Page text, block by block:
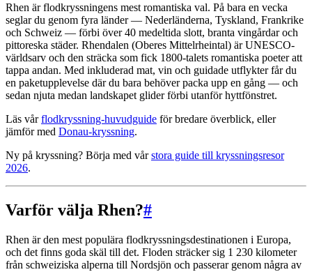
Rhen är flodkryssningens mest romantiska val. På bara en vecka
seglar du genom fyra länder — Nederländerna, Tyskland, Frankrike
och Schweiz — förbi över 40 medeltida slott, branta vingårdar och
pittoreska städer. Rhendalen (Oberes Mittelrheintal) är UNESCO-
världsarv och den sträcka som fick 1800-talets romantiska poeter att
tappa andan. Med inkluderad mat, vin och guidade utflykter får du
en paketupplevelse där du bara behöver packa upp en gång — och
sedan njuta medan landskapet glider förbi utanför hyttfönstret.
Läs vårflodkryssning-huvudguide för bredare överblick, eller
jämför med Donau-kryssning.
Ny på kryssning? Börja med vårstora guide till kryssningsresor
2026.
Varför välja Rhen?#
Rhen är den mest populära flodkryssningsdestinationen i Europa,
och det finns goda skäl till det. Floden sträcker sig 1 230 kilometer
från schweiziska alperna till Nordsjön och passerar genom några av